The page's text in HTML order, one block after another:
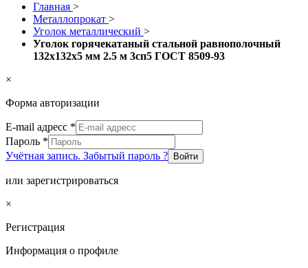
Главная >
Металлопрокат >
Уголок металлический >
Уголок горячекатаный стальной равнополочный
132х132х5 мм 2.5 м 3сп5 ГОСТ 8509-93
×
Форма авторизации
E-mail адресс *
Пароль *
Учётная запись. Забытый пароль ?
Войти
или зарегистрироваться
×
Регистрация
Информация о профиле